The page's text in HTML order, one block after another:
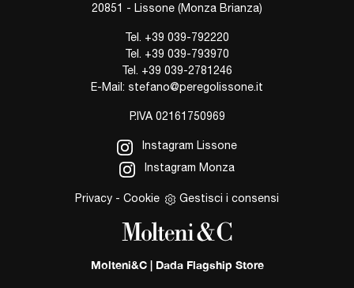
20851 - Lissone (Monza Brianza)
Tel. +39 039-792220
Tel. +39 039-793970
Tel. +39 039-2781246
E-Mail: stefano@peregolissone.it
P.IVA 02161750969
Instagram Lissone
Instagram Monza
Privacy - Cookie Gestisci i consensi
Molteni&C | Dada Flagship Store